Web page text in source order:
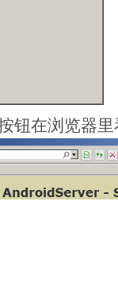
钮在浏览器里